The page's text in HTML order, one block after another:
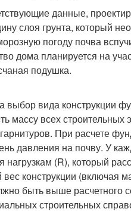
данные,
слоя грунта, который
погоду почва
дома планируется на
подушка.
вида конструкции
массу всех
При расчете
давления на почву. У
(R), который
конструкции (включая
быть выше расчетного
строительных